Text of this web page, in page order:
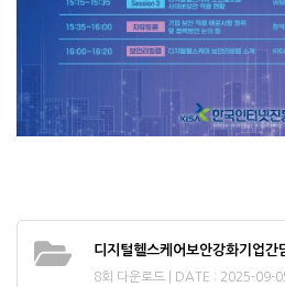
디지털헬스케어보안강화기업
8회 다운로드 | DATE : 2025-09-